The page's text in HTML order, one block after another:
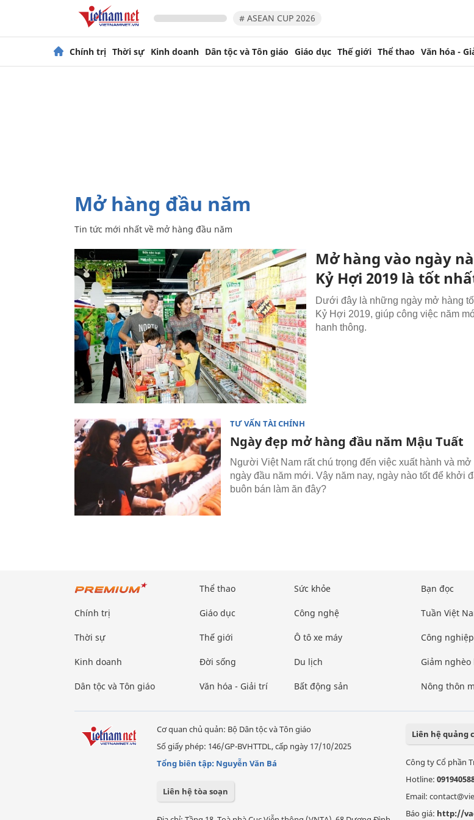
# ASEAN CUP 2026
Chính trị Thời sự Kinh doanh Dân tộc và Tôn giáo Giáo dục Thế giới Thể thao Văn hóa -
mở hàng đầu năm
Tin tức mới nhất về mở hàng đầu năm
Mở hàng vào ngày
Kỷ Hợi 2019 là tốt
Dưới đây là những ngày mở hàng
Kỷ Hợi 2019, giúp công việc năm
hanh thông.
TƯ VẤN TÀI CHÍNH
Ngày đẹp mở hàng đầu năm Mậu Tuất
Người Việt Nam rất chú trọng đến việc xuất hành và mở
ngày đầu năm mới. Vậy năm nay, ngày nào tốt để khởi
buôn bán làm ăn đây?
Chính trị
Thời sự
Kinh doanh
Dân tộc và Tôn giáo
Thể thao
Giáo dục
Thế giới
Đời sống
Văn hóa - Giải trí
Sức khỏe
Công nghệ
Ô tô xe máy
Du lịch
Bất động sản
Bạn đọc
Tuần Việt
Công
Giảm
Nông thôn
Cơ quan chủ quản: Bộ Dân tộc và Tôn giáo
Số giấy phép: 146/GP-BVHTTDL, cấp ngày 17/10/2025
Tổng biên tập: Nguyễn Văn Bá
Liên hệ tòa soạn
Liên hệ quảng
Công ty Cổ phần
Hotline:
Email:
Báo giá: http://